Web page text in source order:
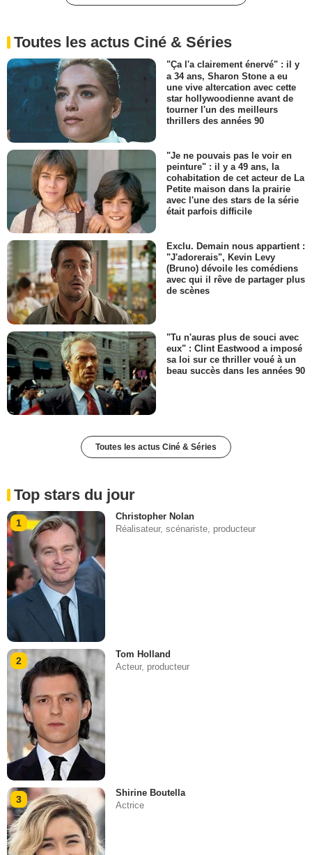
Toutes les actus Ciné & Séries
"Ça l'a clairement énervé" : il y
a 34 ans, Sharon Stone a eu
une vive altercation avec cette
star hollywoodienne avant de
tourner l'un des meilleurs
thrillers des années 90
"Je ne pouvais pas le voir en
peinture" : il y a 49 ans, la
cohabitation de cet acteur de La
Petite maison dans la prairie
avec l'une des stars de la série
était parfois difficile
Exclu. Demain nous appartient :
"J'adorerais", Kevin Levy
(Bruno) dévoile les comédiens
avec qui il rêve de partager plus
de scènes
"Tu n'auras plus de souci avec
eux" : Clint Eastwood a imposé
sa loi sur ce thriller voué à un
beau succès dans les années 90
Toutes les actus Ciné & Séries
Top stars du jour
1
Christopher Nolan
Réalisateur, scénariste, producteur
2
Tom Holland
Acteur, producteur
3
Shirine Boutella
Actrice